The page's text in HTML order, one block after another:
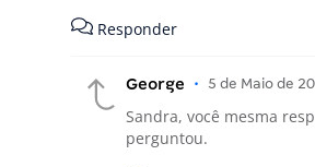
Responder
George • 5 de Maio de
Sandra, você mesma
perguntou.